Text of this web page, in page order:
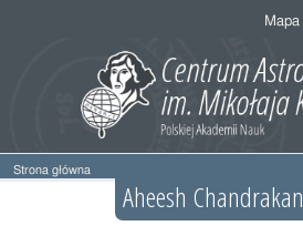
Mapa
Strona główna
Aheesh